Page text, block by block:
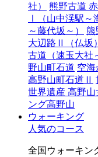
社）
熊野古道
Ⅰ（山中渓駅～
～藤代坂～）
熊
大辺路Ⅱ（仏坂）
古道（速玉大社
野山町石道 空
高野山町石道Ⅱ
世界遺産 高野
ング高野山
ウォーキング
人気のコース
全国ウォーキン